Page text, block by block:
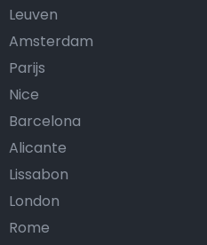
Leuven
Amsterdam
Parijs
Nice
Barcelona
Alicante
Lissabon
London
Rome